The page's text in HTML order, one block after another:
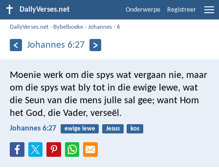
DailyVerses.net Onderwerpe Registreer
DailyVerses.net › Bybelboeke ›Johannes ›6
Johannes 6:27
Moenie werk om die spys wat vergaan nie, maar
om die spys wat bly tot in die ewige lewe, wat
die Seun van die mens julle sal gee; want Hom
het God, die Vader, verseël.
Johannes 6:27 ewige lewe Jesus kos